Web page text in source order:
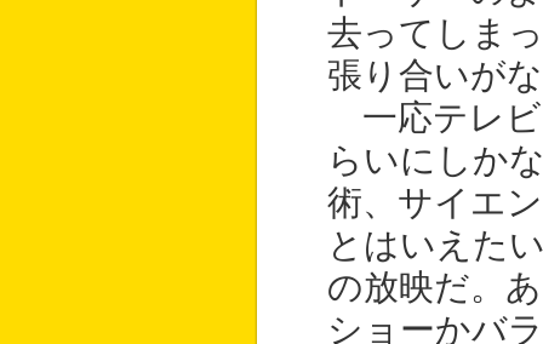
去ってしま
張り合いが
一応テレビ
らいにしか
術、サイエ
とはいえた
の放映だ。
ショーかバ